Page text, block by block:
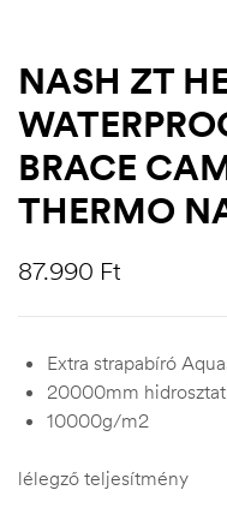
NASH ZT
BRACE
THERMO
87.990 Ft
Extra strapabíró
20000mm
10000g/m2
lélegző teljesítmény